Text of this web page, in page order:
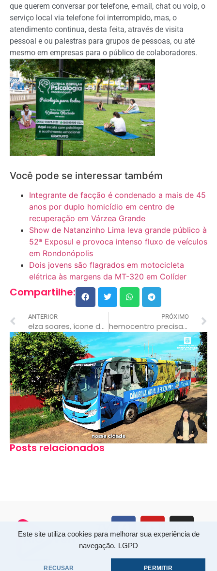
Este site utiliza cookies para melhorar sua experiência de
navegação. LGPD
RECUSAR PERMITIR
que querem conversar por telefone, e-mail, chat ou voip, o
serviço local via telefone foi interrompido, mas, o
atendimento continua, desta feita, através de visita
pessoal e ou palestras para grupos de pessoas, ou até
mesmo em empresas para o público de colaboradores.
Você pode se interessar também
Integrante de facção é condenado a mais de 45
anos por duplo homicídio em centro de
recuperação em Várzea Grande
Show de Natanzinho Lima leva grande público à
52ª Exposul e provoca intenso fluxo de veículos
em Rondonópolis
Dois jovens são flagrados em motocicleta
elétrica às margens da MT-320 em Colíder
Compartilhe:
ANTERIOR
elza soares, ícone da música brasileira, morre aos 91 anos
PRÓXIMO
hemocentro precisa de doadores de sangue voluntários para manter atendimento a pacientes
Posts relacionados